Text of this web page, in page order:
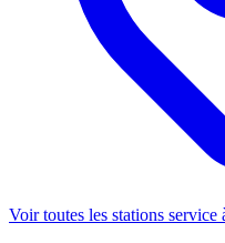
Voir toutes les stations service